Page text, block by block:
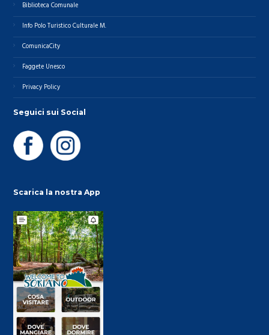
Biblioteca Comunale
Info Polo Turistico Culturale M.
ComunicaCity
Faggete Unesco
Privacy Policy
Seguici sui Social
Scarica la nostra App